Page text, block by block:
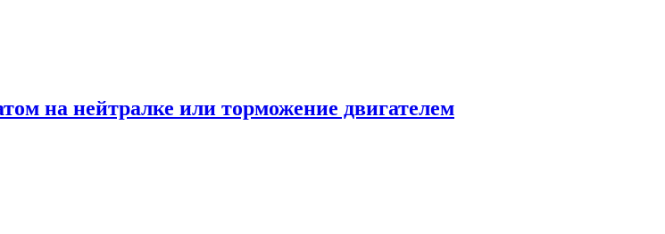
на нейтралке или торможение двигателем